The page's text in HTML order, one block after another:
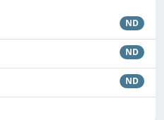
ND
ND
ND